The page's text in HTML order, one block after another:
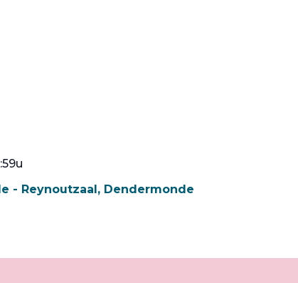
- Reynoutzaal, Dendermonde